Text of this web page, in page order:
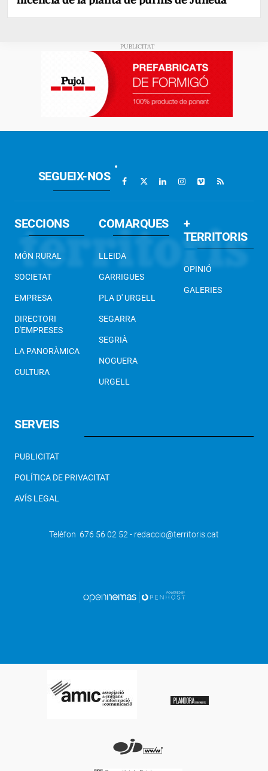
Les Borges Blanques obre el període
d'inscripcions de la Cursa dels Ornis
SEGUEIX-NOS
SECCIONS
MÓN RURAL
SOCIETAT
EMPRESA
DIRECTORI
D'EMPRESES
LA PANORÀMICA
CULTURA
COMARQUES
LLEIDA
GARRIGUES
PLA D' URGELL
SEGARRA
SEGRIÀ
NOGUERA
URGELL
+
TERRITORIS
OPINIÓ
GALERIES
SERVEIS
PUBLICITAT
POLÍTICA DE PRIVACITAT
AVÍS LEGAL
Telèfon 676 56 02 52 - redaccio@territoris.cat